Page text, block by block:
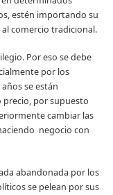
estén importando su
comercio tradicional.
Por eso se debe
por los
se están
precio, por supuesto
cambiar las
negocio con
abandonada por los
se pelean por sus